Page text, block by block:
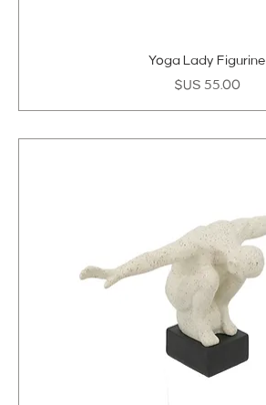
Yoga Lady Figurine
السعر‏55.00 US$